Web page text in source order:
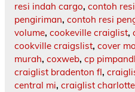
resi indah cargo, contoh
pengiriman, contoh resi
volume, cookeville craiglist,
cookville craigslist, cover
murah, coxweb, cp
craiglist bradenton fl,
central mi, craiglist